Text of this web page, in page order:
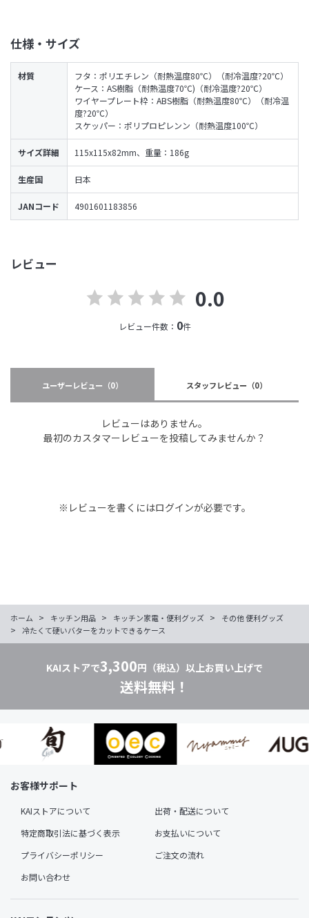
レビュー
0.0
レビュー件数： 0件
ユーザーレビュー （0） スタッフレビュー （0）
レビューはありません。
最初のカスタマーレビューを投稿してみませんか？
※レビューを書くにはログインが必要です。
仕様・サイズ
材質
フタ：ポリエチレン（耐熱温度80℃）（耐冷温度?20℃）
ケース：AS樹脂（耐熱温度70℃)（耐冷温度?20℃）
ワイヤープレート枠：ABS樹脂（耐熱温度80℃）（耐冷温
度?20℃）
スケッパー：ポリプロピレンン（耐熱温度100℃）
サイズ詳細 115x115x82mm、重量：186g
生産国 日本
JANコード 4901601183856
ホーム > キッチン用品 > キッチン家電・便利グッズ > その他 便利グッズ
> 冷たくて硬いバターをカットできるケース
KAIストアで3,300円（税込）以上お買い上げで
送料無料！
お客様サポート
KAIストアについて
出荷・配送について
特定商取引法に基づく表示
お支払いについて
プライバシーポリシー
ご注文の流れ
お問い合わせ